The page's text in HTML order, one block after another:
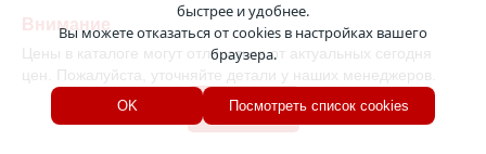
Внимание
Цены в каталоге могут отличаться от актуальных сегодня
цен. Пожалуйста, уточняйте детали у наших менеджеров.
Хорошо
Входные двери с отбойником
Двери премиум-класса
Двери с фрамугой
Двери для электрощитовой
быстрее и удобнее.
Вы можете отказаться от cookies в настройках вашего
браузера.
OK Посмотреть список cookies